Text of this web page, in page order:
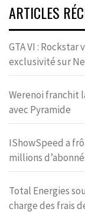
ARTICLES
GTA VI :
exclusivité sur
Werenoi franchit
avec Pyramide
IShowSpeed a
millions
Total Energies
charge des frais